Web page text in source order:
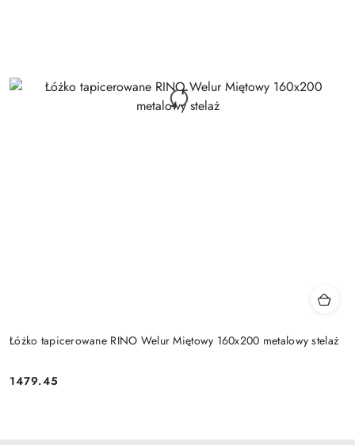
Łóżko tapicerowane RINO Welur Miętowy 160x200 metalowy stelaż
Cena:
1479.45